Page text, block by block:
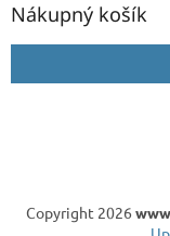
Nákupný košík
Copyright 2026